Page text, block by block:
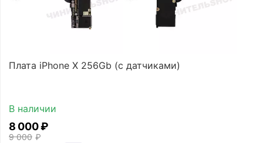
Плата iPhone X 256Gb (с датчиками)
В наличии
9 000 ₽
8 000₽